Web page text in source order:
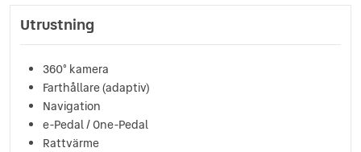
Utrustning
360° kamera
Farthållare (adaptiv)
Navigation
e-Pedal / One-Pedal
Rattvärme